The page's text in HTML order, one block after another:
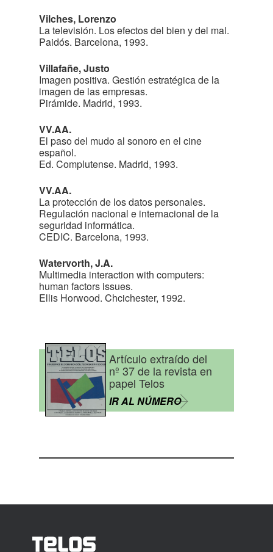
Vilches, Lorenzo
La televisión. Los efectos del bien y del mal.
Paidós. Barcelona, 1993.
Villafañe, Justo
Imagen positiva. Gestión estratégica de la
imagen de las empresas.
Pirámide. Madrid, 1993.
VV.AA.
El paso del mudo al sonoro en el cine
español.
Ed. Complutense. Madrid, 1993.
VV.AA.
La protección de los datos personales.
Regulación nacional e internacional de la
seguridad informática.
CEDIC. Barcelona, 1993.
Watervorth, J.A.
Multimedia interaction with computers:
human factors issues.
Ellis Horwood. Chcichester, 1992.
Artículo extraído del
nº 37 de la revista en
papel Telos
IR AL NÚMERO